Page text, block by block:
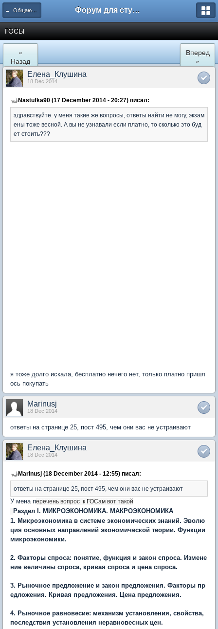
← Общаются экономисты Форум для студента СГА
ГОСЫ
«
Назад
Вперед
»
Елена_Клушина
18 Dec 2014
Nastufka90 (17 December 2014 - 20:27) писал:
здравствуйте. у меня такие же вопросы, ответы найти не могу, экзам
ены тоже весной. А вы не узнавали если платно, то сколько это буд
ет стоить???
я тоже долго искала, бесплатно нечего нет, только платно пришл
ось покупать
Marinusj
18 Dec 2014
ответы на странице 25, пост 495, чем они вас не устраивают
Елена_Клушина
18 Dec 2014
Marinusj (18 December 2014 - 12:55) писал:
ответы на странице 25, пост 495, чем они вас не устраивают
У мена перечень вопрос к ГОСам вот такой
Раздел I. МИКРОЭКОНОМИКА. МАКРОЭКОНОМИКА
1. Микроэкономика в системе экономических знаний. Эволю
ция основных направлений экономической теории. Функции
микроэкономики.
2. Факторы спроса: понятие, функция и закон спроса. Измене
ние величины спроса, кривая спроса и цена спроса.
3. Рыночное предложение и закон предложения. Факторы пр
едложения. Кривая предложения. Цена предложения.
4. Рыночное равновесие: механизм установления, свойства,
последствия установления неравновесных цен.